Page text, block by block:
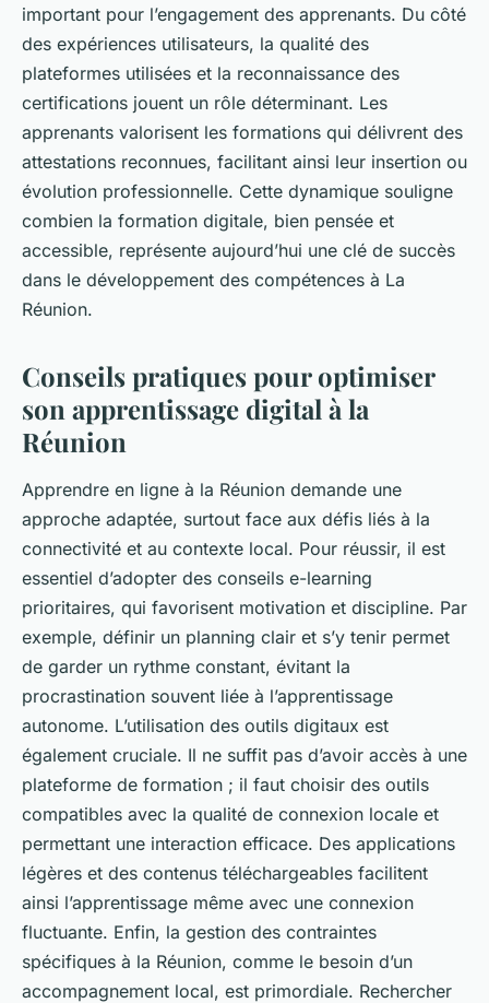
important pour l’engagement des apprenants. Du côté
des expériences utilisateurs, la qualité des
plateformes utilisées et la reconnaissance des
certifications jouent un rôle déterminant. Les
apprenants valorisent les formations qui délivrent des
attestations reconnues, facilitant ainsi leur insertion ou
évolution professionnelle. Cette dynamique souligne
combien la formation digitale, bien pensée et
accessible, représente aujourd’hui une clé de succès
dans le développement des compétences à La
Réunion.
Conseils pratiques pour optimiser
son apprentissage digital à la
Réunion
Apprendre en ligne à la Réunion demande une
approche adaptée, surtout face aux défis liés à la
connectivité et au contexte local. Pour réussir, il est
essentiel d’adopter des conseils e-learning
prioritaires, qui favorisent motivation et discipline. Par
exemple, définir un planning clair et s’y tenir permet
de garder un rythme constant, évitant la
procrastination souvent liée à l’apprentissage
autonome. L’utilisation des outils digitaux est
également cruciale. Il ne suffit pas d’avoir accès à une
plateforme de formation ; il faut choisir des outils
compatibles avec la qualité de connexion locale et
permettant une interaction efficace. Des applications
légères et des contenus téléchargeables facilitent
ainsi l’apprentissage même avec une connexion
fluctuante. Enfin, la gestion des contraintes
spécifiques à la Réunion, comme le besoin d’un
accompagnement local, est primordiale. Rechercher